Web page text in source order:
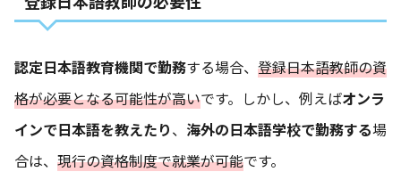
認定日本語教育機関で勤務する場合、 登録日本語教師の資
格が必要となる可能性が高いです。しかし、例えばオンラ
インで日本語を教えたり、 海外の日本語学校で勤務する場
合は、 現行の資格制度で就業が可能です。